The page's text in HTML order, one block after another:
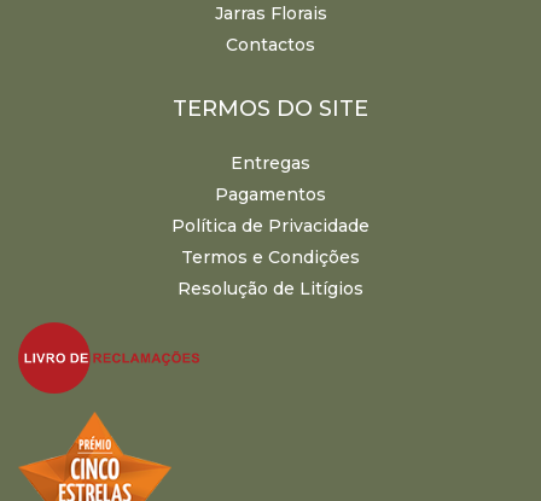
Jarras Florais
Contactos
TERMOS DO SITE
Entregas
Pagamentos
Política de Privacidade
Termos e Condições
Resolução de Litígios